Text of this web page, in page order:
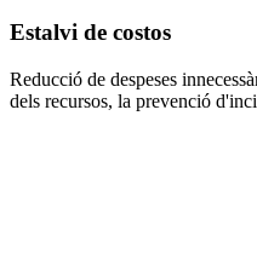
Estalvi de costos
Reducció de despeses
dels recursos, la prevenció